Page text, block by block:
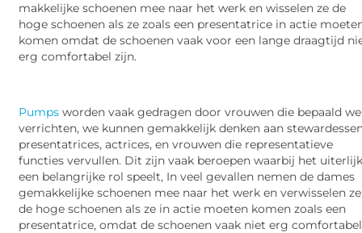
makkelijke schoenen mee naar het werk en wisselen ze de
hoge schoenen als ze zoals een presentatrice in actie
komen omdat de schoenen vaak voor een lange draagtijd
erg comfortabel zijn.
Pumps worden vaak gedragen door vrouwen die bepaald
verrichten, we kunnen gemakkelijk denken aan
presentatrices, actrices, en vrouwen die representatieve
functies vervullen. Dit zijn vaak beroepen waarbij het
een belangrijke rol speelt, In veel gevallen nemen de dames
gemakkelijke schoenen mee naar het werk en verwisselen ze
de hoge schoenen als ze in actie moeten komen zoals een
presentatrice, omdat de schoenen vaak niet erg comfortabel